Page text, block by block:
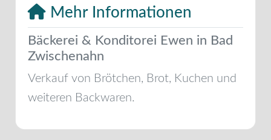
Mehr Informationen
Bäckerei & Konditorei Ewen in Bad
Zwischenahn
Verkauf von Brötchen, Brot, Kuchen und
weiteren Backwaren.